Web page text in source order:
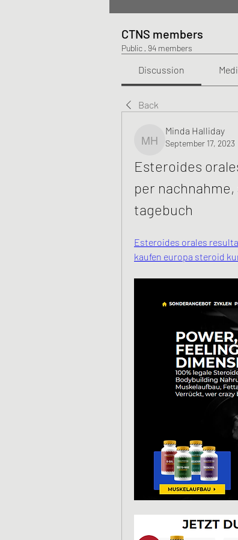
CTNS members
Public · 94 members
Discussion
Back
Minda Halliday
Minda Halliday
September 17, 2023
Esteroides
per
tagebuch
Esteroides orales
kaufen europa steroid